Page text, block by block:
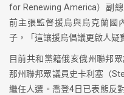
for Renewing America）副
前主張監督援烏與烏克蘭國
子，「這讓援烏倡議更啟人疑
目前共和黨籍俄亥俄州聯邦
那州聯邦眾議員史卡利塞（
繼任人選。喬登4日已表態反